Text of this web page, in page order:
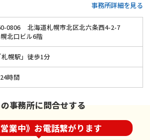
ーディに借金問題を解決◆JR「札幌駅」
に相談するのは初めてな方も安心！丁寧
ンでご対応
事務所詳細を見る
-0806
北海道札幌市北区北六条西4-2-7
北口ビル6階
札幌駅」徒歩1分
時間
事務所に問合せする
営業中》お電話繋がります